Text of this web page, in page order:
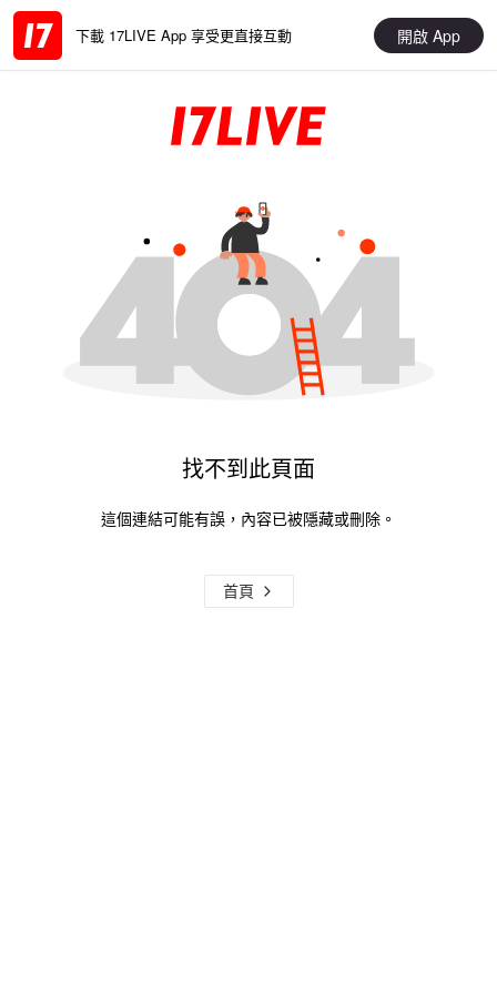
下載 17LIVE App 享受更直接互動 開啟 App
找不到此頁面
這個連結可能有誤，內容已被隱藏或刪除。
首頁